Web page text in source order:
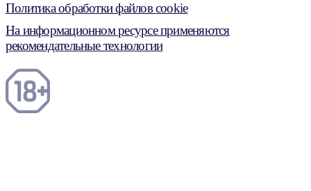
Политика обработки файлов cookie
На информационном ресурсе применяются
рекомендательные технологии